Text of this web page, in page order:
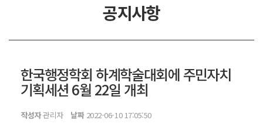
공지사항
한국행정학회 하계학술대회에 주민자치
기획세션 6월 22일 개최
작성자관리자 날짜2022-06-10 17:05:50